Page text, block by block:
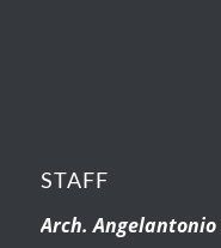
STAFF
Arch. Angelantonio